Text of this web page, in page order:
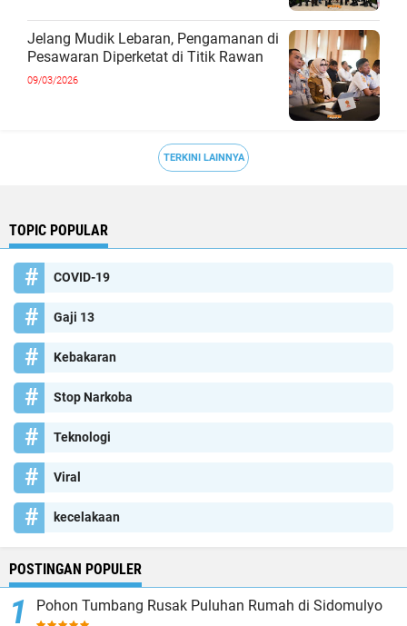
Jelang Mudik Lebaran, Pengamanan di
Pesawaran Diperketat di Titik Rawan
09/03/2026
TERKINI LAINNYA
TOPIC POPULAR
COVID-19
Gaji 13
Kebakaran
Stop Narkoba
Teknologi
Viral
kecelakaan
POSTINGAN POPULER
Pohon Tumbang Rusak Puluhan Rumah di Sidomulyo